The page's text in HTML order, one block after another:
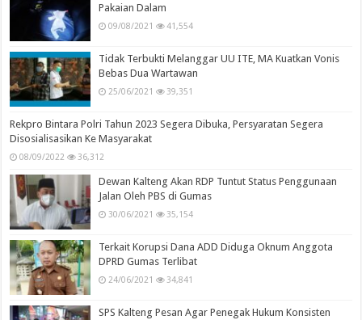
Pakaian Dalam
09/08/2021 41,554
Tidak Terbukti Melanggar UU ITE, MA Kuatkan Vonis
Bebas Dua Wartawan
25/06/2021 39,351
Rekpro Bintara Polri Tahun 2023 Segera Dibuka, Persyaratan Segera
Disosialisasikan Ke Masyarakat
08/09/2022 36,312
Dewan Kalteng Akan RDP Tuntut Status Penggunaan
Jalan Oleh PBS di Gumas
30/06/2021 35,154
Terkait Korupsi Dana ADD Diduga Oknum Anggota
DPRD Gumas Terlibat
24/06/2021 34,841
SPS Kalteng Pesan Agar Penegak Hukum Konsisten